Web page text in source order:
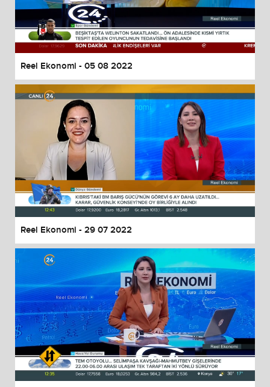
Reel Ekonomi - 05 08 2022
Reel Ekonomi - 29 07 2022